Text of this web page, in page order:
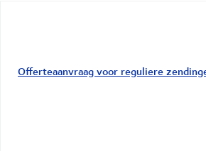
Offerteaanvraag voor reguliere